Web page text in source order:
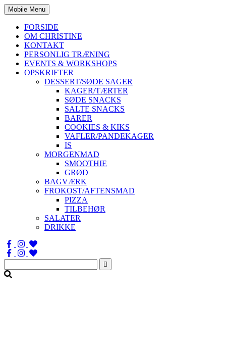
Mobile Menu
FORSIDE
OM CHRISTINE
KONTAKT
PERSONLIG TRÆNING
EVENTS & WORKSHOPS
OPSKRIFTER
DESSERT/SØDE SAGER
KAGER/TÆRTER
SØDE SNACKS
SALTE SNACKS
BARER
COOKIES & KIKS
VAFLER/PANDEKAGER
IS
MORGENMAD
SMOOTHIE
GRØD
BAGVÆRK
FROKOST/AFTENSMAD
PIZZA
TILBEHØR
SALATER
DRIKKE
Søg
efter: